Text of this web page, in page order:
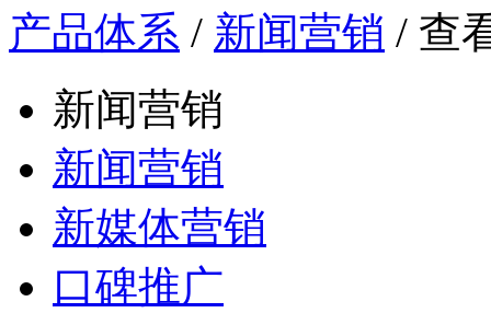
产品体系 / 新闻营销 / 查
新闻营销
新闻营销
新媒体营销
口碑推广